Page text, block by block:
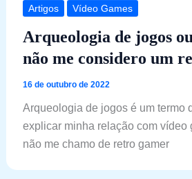
Artigos Vídeo Games
Arqueologia de jogos
não me considero um
16 de outubro de 2022
Arqueologia de jogos é um termo
explicar minha relação com vídeo
não me chamo de retro gamer